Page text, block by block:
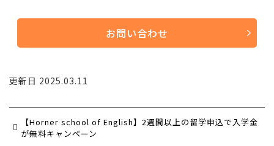
お問い合わせ
更新日 2025.03.11
【Horner school of English】2週間以上の留学申込で入学金
が無料キャンペーン